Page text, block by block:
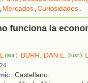
, Mercados,Curiosidades.
funciona la
(aut.) BURR, DAN E. (ilust.)
. Castellano.